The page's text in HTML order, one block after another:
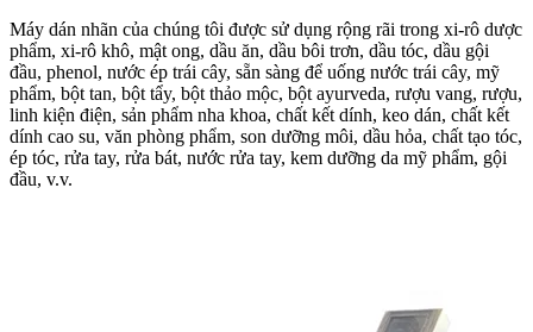
Máy dán nhãn của chúng tôi được sử dụng rộng rãi trong xi-rô dược
phẩm, xi-rô khô, mật ong, dầu ăn, dầu bôi trơn, dầu tóc, dầu gội
đầu, phenol, nước ép trái cây, sẵn sàng để uống nước trái cây, mỹ
phẩm, bột tan, bột tẩy, bột thảo mộc, bột ayurveda, rượu vang, rượu,
linh kiện điện, sản phẩm nha khoa, chất kết dính, keo dán, chất kết
dính cao su, văn phòng phẩm, son dưỡng môi, dầu hỏa, chất tạo tóc,
ép tóc, rửa tay, rửa bát, nước rửa tay, kem dưỡng da mỹ phẩm, gội
đầu, v.v.